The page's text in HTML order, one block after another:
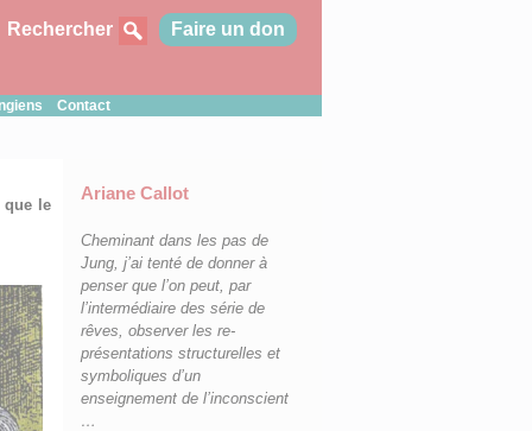
Rechercher Faire un don
Contact
que le
Ariane Callot
Cheminant dans les pas de
Jung, j’ai tenté de donner à
penser que l’on peut, par
l’intermédiaire des série de
rêves, observer les re-
présentations structurelles et
symboliques d’un
enseignement de l’inconscient
…